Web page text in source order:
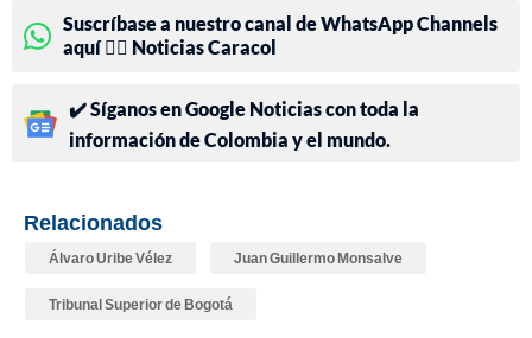
Suscríbase a nuestro canal de WhatsApp Channels
aquí 👉🏻 Noticias Caracol
✔️ Síganos en Google Noticias con toda la
información de Colombia y el mundo.
Relacionados
Álvaro Uribe Vélez Juan Guillermo Monsalve
Tribunal Superior de Bogotá